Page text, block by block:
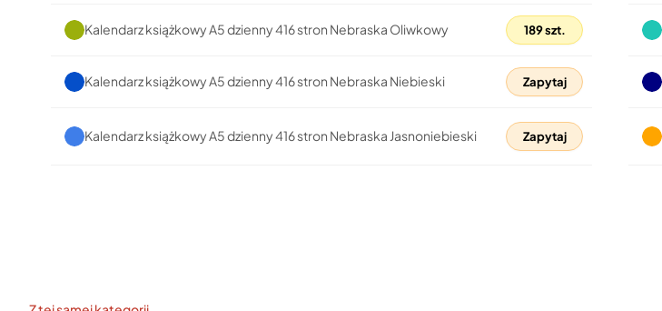
Kalendarz książkowy A5 dzienny 416 stron Nebraska Oliwkowy 189 szt.
Kalendarz książkowy A5 dzienny 416 stron Nebraska Niebieski Zapytaj
Kalendarz książkowy A5 dzienny 416 stron Nebraska Jasnoniebieski Zapytaj